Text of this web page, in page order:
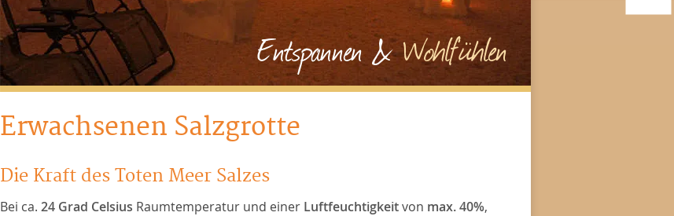
Entspannen &Wohlfühlen
Erwachsenen Salzgrotte
Die Kraft des Toten Meer Salzes
Bei ca. 24 Grad Celsius Raumtemperatur und einer Luftfeuchtigkeitvon max. 40%,